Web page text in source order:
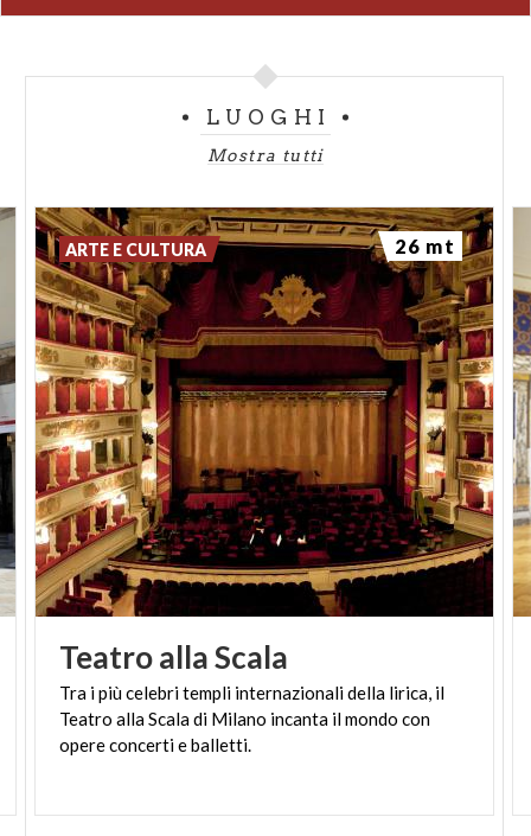
LUOGHI
Mostra tutti
TeatroallaScala
Tra i più celebri templi internazionali della lirica, il
Teatro alla Scala di Milano incanta il mondo con
opere concerti e balletti.
ARTE E CULTURA 26 mt